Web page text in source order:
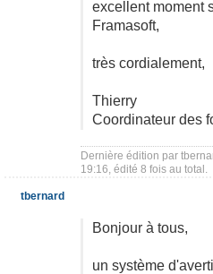
excellent moment
Framasoft,
très cordialement,
Thierry
Coordinateur des
Dernière édition par
19:16, édité 8 fois au total.
Bonjour à tous,
un système
tbernard